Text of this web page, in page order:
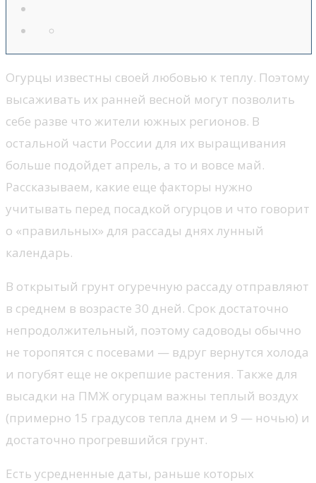
Огурцы известны своей любовью к теплу. Поэтому
высаживать их ранней весной могут позволить
себе разве что жители южных регионов. В
остальной части России для их выращивания
больше подойдет апрель, а то и вовсе май.
Рассказываем, какие еще факторы нужно
учитывать перед посадкой огурцов и что говорит
о «правильных» для рассады днях лунный
календарь.
В открытый грунт огуречную рассаду отправляют
в среднем в возрасте 30 дней. Срок достаточно
непродолжительный, поэтому садоводы обычно
не торопятся с посевами — вдруг вернутся холода
и погубят еще не окрепшие растения. Также для
высадки на ПМЖ огурцам важны теплый воздух
(примерно 15 градусов тепла днем и 9 — ночью) и
достаточно прогревшийся грунт.
Есть усредненные даты, раньше которых